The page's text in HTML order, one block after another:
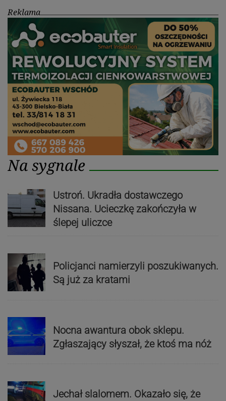
Reklama
Na sygnale
Ustroń. Ukradła dostawczego
Nissana. Ucieczkę zakończyła w
ślepej uliczce
Policjanci namierzyli poszukiwanych.
Są już za kratami
Nocna awantura obok sklepu.
Zgłaszający słyszał, że ktoś ma nóż
Jechał slalomem. Okazało się, że